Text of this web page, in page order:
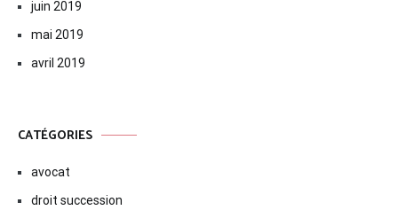
juin 2019
mai 2019
avril 2019
CATÉGORIES
avocat
droit succession